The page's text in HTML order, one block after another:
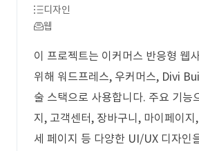
디자인
웹
이 프로젝트는 이커머스 반응형 웹
위해 워드프레스, 우커머스, Divi
술 스택으로 사용합니다. 주요 기능
지, 고객센터, 장바구니, 마이페이
세 페이지 등 다양한 UI/UX 디자인